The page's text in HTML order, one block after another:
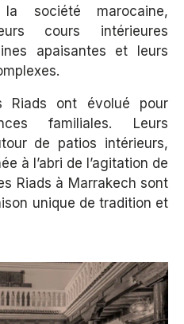
société marocaine,
cours intérieures
apaisantes et leurs
ont évolué pour
familiales. Leurs
de patios intérieurs,
à l’abri de l’agitation de
Riads à Marrakech sont
unique de tradition et